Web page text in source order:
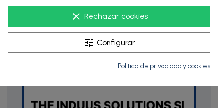
clear Rechazar cookies
tune Configurar
Política de privacidad y cookies